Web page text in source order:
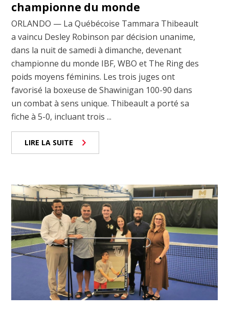
championne du monde
ORLANDO — La Québécoise Tammara Thibeault
a vaincu Desley Robinson par décision unanime,
dans la nuit de samedi à dimanche, devenant
championne du monde IBF, WBO et The Ring des
poids moyens féminins. Les trois juges ont
favorisé la boxeuse de Shawinigan 100-90 dans
un combat à sens unique. Thibeault a porté sa
fiche à 5-0, incluant trois ...
LIRE LA SUITE